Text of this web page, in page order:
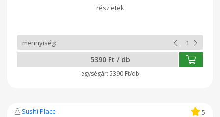
dobozt rendelés alapján teljesen frissen készítünk a Kosár
5390 Ft / db
5390 Ft/db
Sushi Place 5